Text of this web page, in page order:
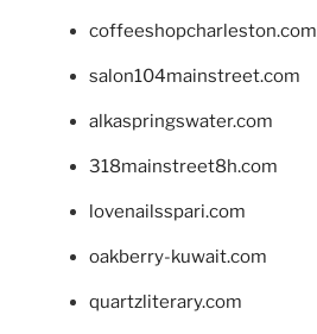
coffeeshopcharleston.com
salon104mainstreet.com
alkaspringswater.com
318mainstreet8h.com
lovenailsspari.com
oakberry-kuwait.com
quartzliterary.com